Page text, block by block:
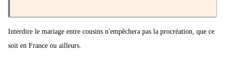
Interdire le mariage entre cousins n'empêchera pas la procréation, que ce
soit en France ou ailleurs.